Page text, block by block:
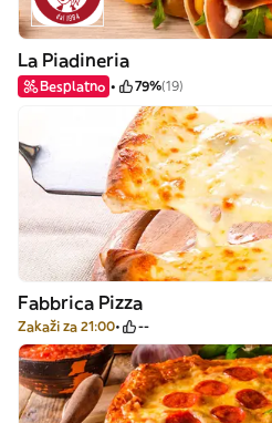
La Piadineria
Besplatno 79%(19)
Fabbrica Pizza
Zakaži za 21:00 --